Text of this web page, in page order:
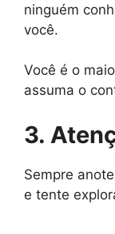
ninguém
você.
Você é o
assuma o
3.
Sempre
e tente